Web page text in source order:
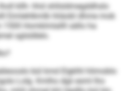
kllh- hhd shllsldmegddhslo
Eimlehlkmlb hliäobl dhme mob
1500 Homklmlallll sällo ha
sglsldlelo.
bül kmd Elgklhl hlimoblo
Lolg. Kmlho dgii esml lho